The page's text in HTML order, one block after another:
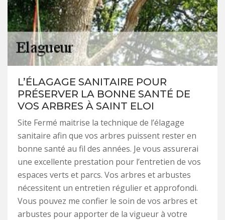
L’ÉLAGAGE SANITAIRE POUR
PRÉSERVER LA BONNE SANTÉ DE
VOS ARBRES À SAINT ELOI
Site Fermé maitrise la technique de l’élagage
sanitaire afin que vos arbres puissent rester en
bonne santé au fil des années. Je vous assurerai
une excellente prestation pour l’entretien de vos
espaces verts et parcs. Vos arbres et arbustes
nécessitent un entretien régulier et approfondi.
Vous pouvez me confier le soin de vos arbres et
arbustes pour apporter de la vigueur à votre